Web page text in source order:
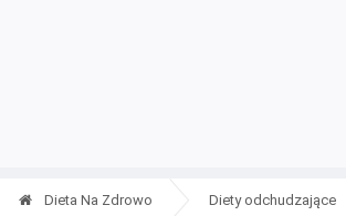
Dieta Na Zdrowo Diety odchudzające